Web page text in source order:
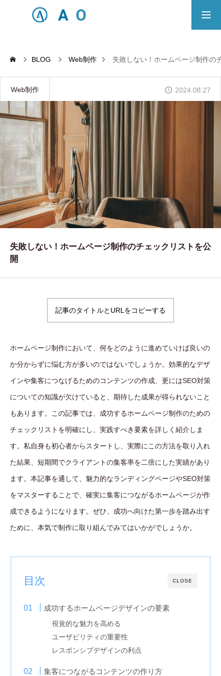
ECサイト制作対応エリア
Principle
あっ！と おどろく、みらいをつくる。
SERVICE
事業概要
COMPANY
会社概要
制作実績
RECRUIT
BLOG
AOのブログ
BLOG Web制作 失敗しない！ホームページ制作の
Web制作 2024.08.27
失敗しない！ホームページ制作のチェックリストを公
開
記事のタイトルとURLをコピーする
ホームページ制作において、何をどのように進めていけば良いの
か分からずに悩む方が多いのではないでしょうか。効果的なデザ
インや集客につなげるためのコンテンツの作成、更にはSEO対策
についての知識が欠けていると、期待した成果が得られないこと
もあります。この記事では、成功するホームページ制作のための
チェックリストを明確にし、実践すべき要素を詳しく紹介しま
す。私自身も初心者からスタートし、実際にこの方法を取り入れ
た結果、短期間でクライアントの集客率を二倍にした実績があり
ます。本記事を通して、魅力的なランディングページやSEO対策
をマスターすることで、確実に集客につながるホームページが作
成できるようになります。ぜひ、成功へ向けた第一歩を踏み出す
ために、本気で制作に取り組んでみてはいかがでしょうか。
CLOSE
目次
成功するホームページデザインの要素
視覚的な魅力を高める
ユーザビリティの重要性
レスポンシブデザインの利点
集客につながるコンテンツの作り方